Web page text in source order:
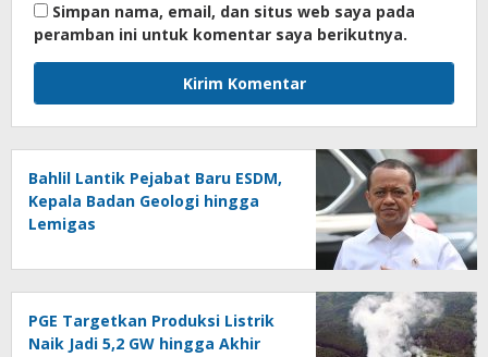
Simpan nama, email, dan situs web saya pada
peramban ini untuk komentar saya berikutnya.
Bahlil Lantik Pejabat Baru ESDM,
Kepala Badan Geologi hingga
Lemigas
PGE Targetkan Produksi Listrik
Naik Jadi 5,2 GW hingga Akhir